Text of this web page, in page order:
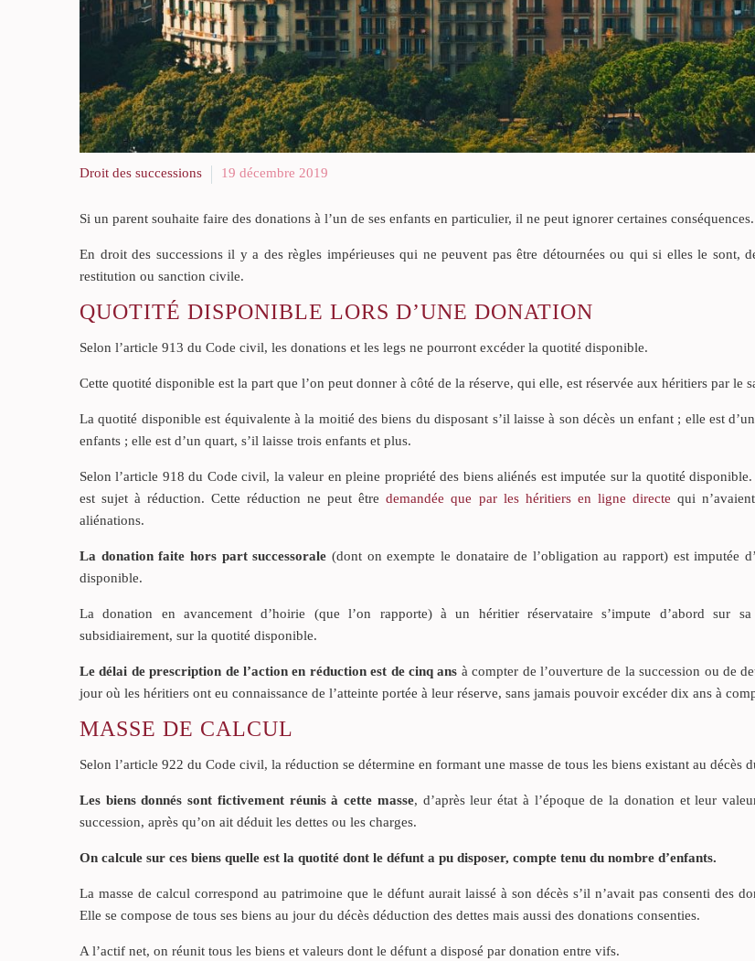
Droit des successions 19 décembre 2019
Si un parent souhaite faire des donations à l’un de ses enfants en particulier, il ne peut ignorer certaines conséquences.
En droit des successions il y a des règles impérieuses qui ne peuvent pas être détournées ou qui si elles le sont,
restitution ou sanction civile.
QUOTITÉ DISPONIBLE LORS D’UNE DONATION
Selon l’article 913 du Code civil, les donations et les legs ne pourront excéder la quotité disponible.
Cette quotité disponible est la part que l’on peut donner à côté de la réserve, qui elle, est réservée aux héritiers par le
La quotité disponible est équivalente à la moitié des biens du disposant s’il laisse à son décès un enfant ; elle est
enfants ; elle est d’un quart, s’il laisse trois enfants et plus.
Selon l’article 918 du Code civil, la valeur en pleine propriété des biens aliénés est imputée sur la quotité disponible.
est sujet à réduction. Cette réduction ne peut êtredemandée que par les héritiers en ligne directe qui
aliénations.
La donation faite hors part successorale (dont on exempte le donataire de l’obligation au rapport) est imputée
disponible.
La donation en avancement d’hoirie (que l’on rapporte) à un héritier réservataire s’impute d’abord sur
subsidiairement, sur la quotité disponible.
Le délai de prescription de l’action en réduction est de cinq ans à compter de l’ouverture de la succession ou de
jour où les héritiers ont eu connaissance de l’atteinte portée à leur réserve, sans jamais pouvoir excéder dix ans à
MASSE DE CALCUL
Selon l’article 922 du Code civil, la réduction se détermine en formant une masse de tous les biens existant au décès
Les biens donnés sont fictivement réunis à cette masse, d’après leur état à l’époque de la donation et leur
succession, après qu’on ait déduit les dettes ou les charges.
On calcule sur ces biens quelle est la quotité dont le défunt a pu disposer, compte tenu du nombre d’enfants.
La masse de calcul correspond au patrimoine que le défunt aurait laissé à son décès s’il n’avait pas consenti des
Elle se compose de tous ses biens au jour du décès déduction des dettes mais aussi des donations consenties.
A l’actif net, on réunit tous les biens et valeurs dont le défunt a disposé par donation entre vifs.